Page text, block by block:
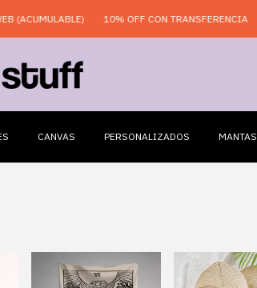
(ACUMULABLE) 10% OFF CON TRANSFERENCIA
CANVAS PERSONALIZADOS MANTAS